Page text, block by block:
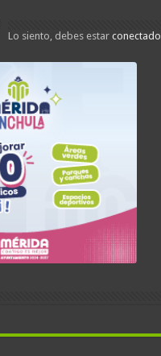
Lo siento, debes estarconectado